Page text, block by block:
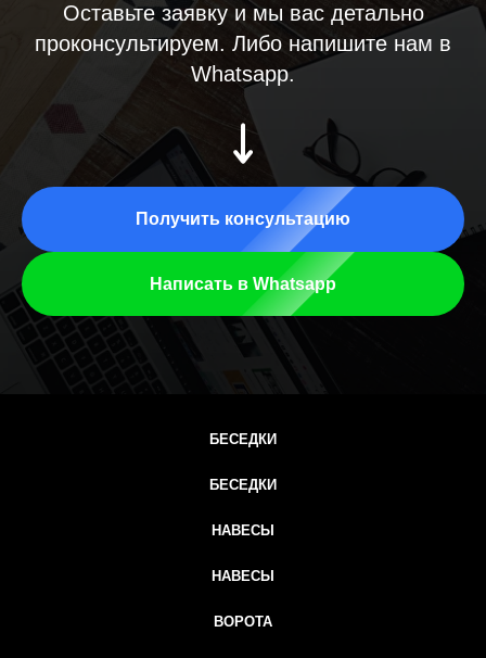
Оставьте заявку и мы вас детально
проконсультируем. Либо напишите нам в
Whatsapp.
Получить консультацию
Написать в Whatsapp
БЕСЕДКИ
БЕСЕДКИ
НАВЕСЫ
НАВЕСЫ
ВОРОТА